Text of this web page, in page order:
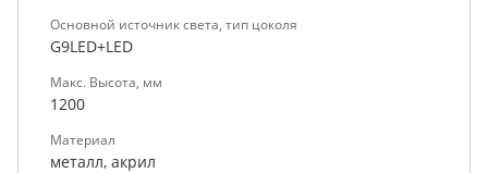
Основной источник света, тип цоколя
G9LED+LED
Макс. Высота, мм
1200
Материал
металл, акрил